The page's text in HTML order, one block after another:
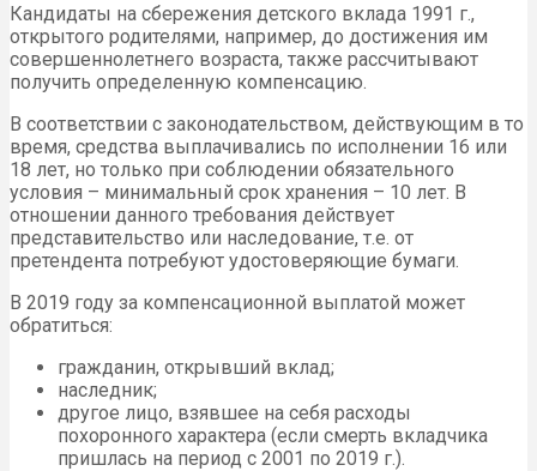
Кандидаты на сбережения детского вклада 1991 г.,
открытого родителями, например, до достижения им
совершеннолетнего возраста, также рассчитывают
получить определенную компенсацию.
В соответствии с законодательством, действующим в то
время, средства выплачивались по исполнении 16 или
18 лет, но только при соблюдении обязательного
условия – минимальный срок хранения – 10 лет. В
отношении данного требования действует
представительство или наследование, т.е. от
претендента потребуют удостоверяющие бумаги.
В 2019 году за компенсационной выплатой может
обратиться:
гражданин, открывший вклад;
наследник;
другое лицо, взявшее на себя расходы
похоронного характера (если смерть вкладчика
пришлась на период с 2001 по 2019 г.).